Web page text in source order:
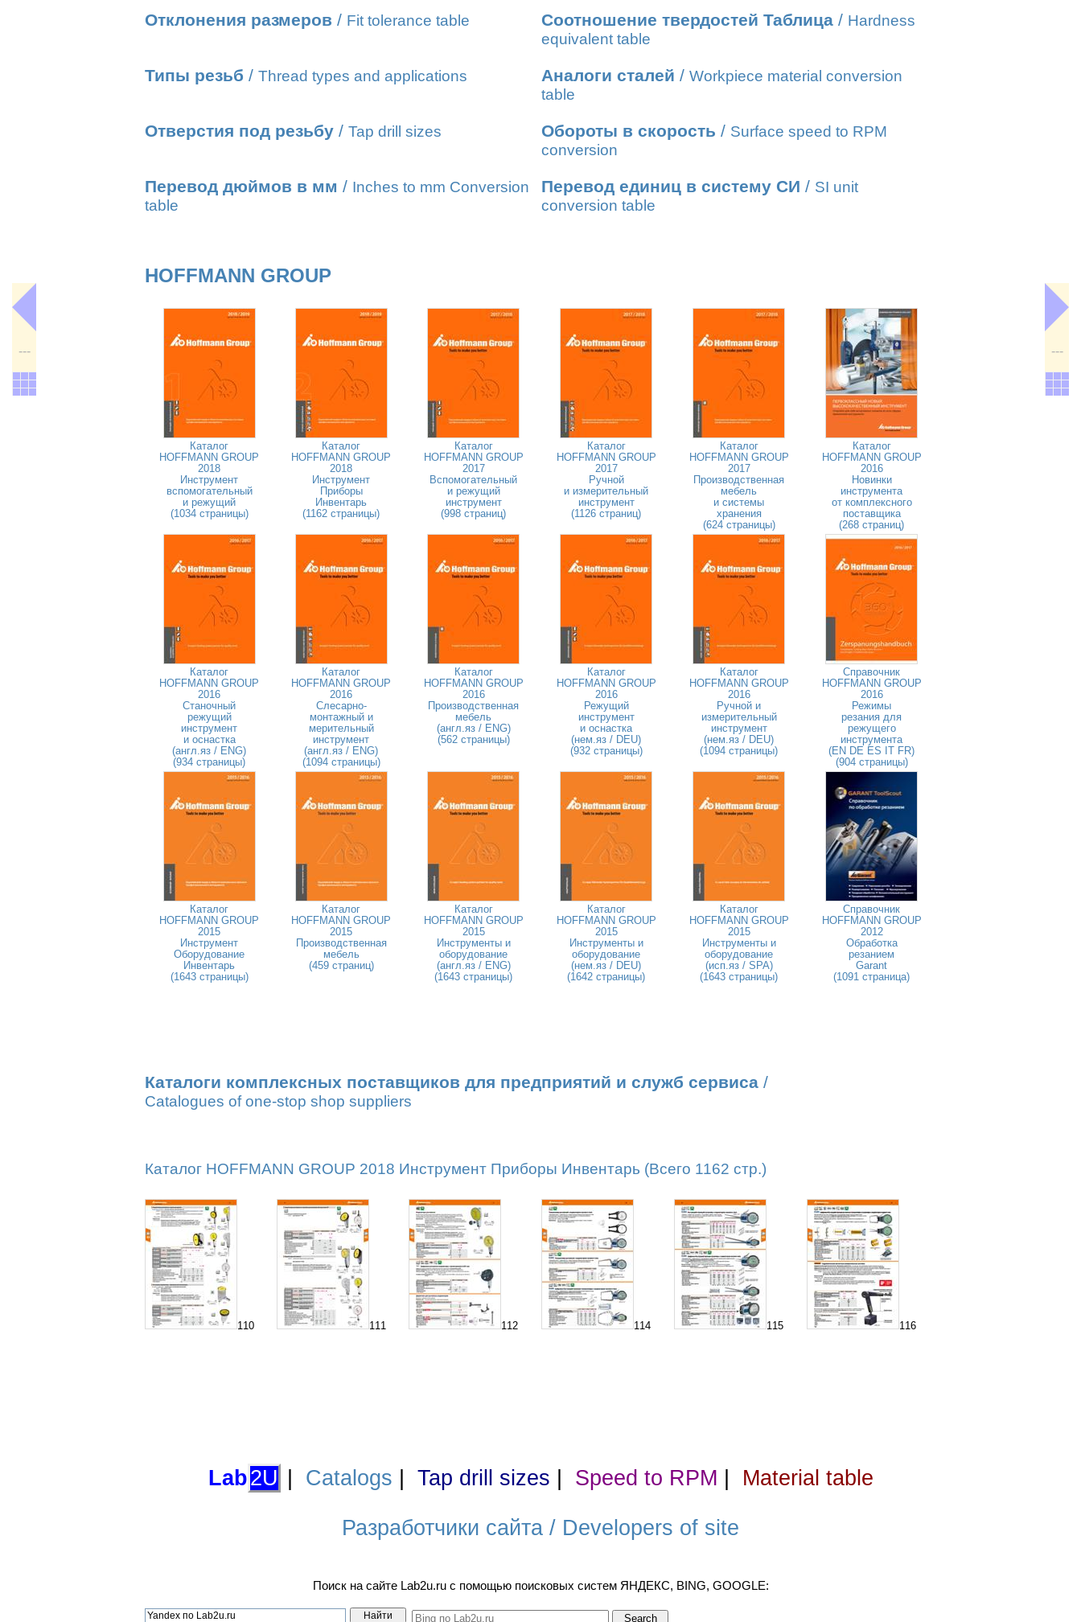
Отклонения размеров / Fit tolerance table Соотношение твердостей Таблица / Hardness
equivalent table
Типы резьб / Thread types and applications Аналоги сталей / Workpiece material conversion
table
Отверстия под резьбу / Tap drill sizes Обороты в скорость / Surface speed to RPM
conversion
Перевод дюймов в мм / Inches to mm Conversion
table
Перевод единиц в систему СИ / SI unit
conversion table
HOFFMANN GROUP
Каталог
HOFFMANN GROUP
2018
Инструмент
вспомогательный
и режущий
(1034 страницы)
Каталог
HOFFMANN GROUP
2018
Инструмент
Приборы
Инвентарь
(1162 страницы)
Каталог
HOFFMANN GROUP
2017
Вспомогательный
и режущий
инструмент
(998 страниц)
Каталог
HOFFMANN GROUP
2017
Ручной
и измерительный
инструмент
(1126 страниц)
Каталог
HOFFMANN GROUP
2017
Производственная
мебель
и системы
хранения
(624 страницы)
Каталог
HOFFMANN GROUP
2016
Новинки
инструмента
от комплексного
поставщика
(268 страниц)
Каталог
HOFFMANN GROUP
2016
Станочный
режущий
инструмент
и оснастка
(англ.яз / ENG)
(934 страницы)
Каталог
HOFFMANN GROUP
2016
Слесарно-
монтажный и
мерительный
инструмент
(англ.яз / ENG)
(1094 страницы)
Каталог
HOFFMANN GROUP
2016
Производственная
мебель
(англ.яз / ENG)
(562 страницы)
Каталог
HOFFMANN GROUP
2016
Режущий
инструмент
и оснастка
(нем.яз / DEU)
(932 страницы)
Каталог
HOFFMANN GROUP
2016
Ручной и
измерительный
инструмент
(нем.яз / DEU)
(1094 страницы)
Справочник
HOFFMANN GROUP
2016
Режимы
резания для
режущего
инструмента
(EN DE ES IT FR)
(904 страницы)
Каталог
HOFFMANN GROUP
2015
Инструмент
Оборудование
Инвентарь
(1643 страницы)
Каталог
HOFFMANN GROUP
2015
Производственная
мебель
(459 страниц)
Каталог
HOFFMANN GROUP
2015
Инструменты и
оборудование
(англ.яз / ENG)
(1643 страницы)
Каталог
HOFFMANN GROUP
2015
Инструменты и
оборудование
(нем.яз / DEU)
(1642 страницы)
Каталог
HOFFMANN GROUP
2015
Инструменты и
оборудование
(исп.яз / SPA)
(1643 страницы)
Справочник
HOFFMANN GROUP
2012
Обработка
резанием
Garant
(1091 страница)
Каталоги комплексных поставщиков для предприятий и служб сервиса /
Catalogues of one-stop shop suppliers
Каталог HOFFMANN GROUP 2018 Инструмент Приборы Инвентарь (Всего 1162 стр.)
110 111 112 114 115 116
--- ---
Lab2U Catalogs Tap drill sizes Speed to RPM Material table
Разработчики сайта / Developers of site
Поиск на сайте Lab2u.ru с помощью поисковых систем ЯНДЕКС, BING, GOOGLE: